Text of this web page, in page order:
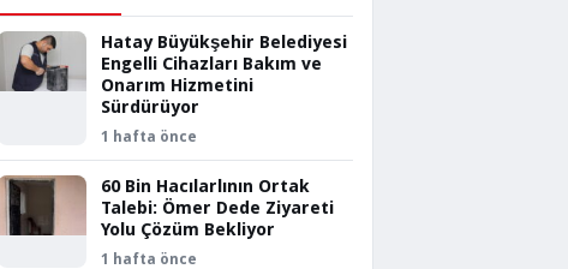
Hatay Büyükşehir Belediyesi
Engelli Cihazları Bakım ve
Onarım Hizmetini
Sürdürüyor
1 hafta önce
60 Bin Hacılarlının Ortak
Talebi: Ömer Dede Ziyareti
Yolu Çözüm Bekliyor
1 hafta önce